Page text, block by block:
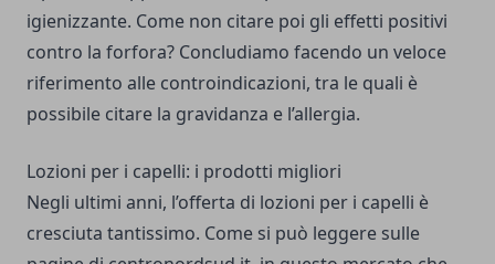
igienizzante. Come non citare poi gli effetti positivi
contro la forfora? Concludiamo facendo un veloce
riferimento alle controindicazioni, tra le quali è
possibile citare la gravidanza e l’allergia.
Lozioni per i capelli: i prodotti migliori
Negli ultimi anni, l’offerta di lozioni per i capelli è
cresciuta tantissimo. Come si può leggere sulle